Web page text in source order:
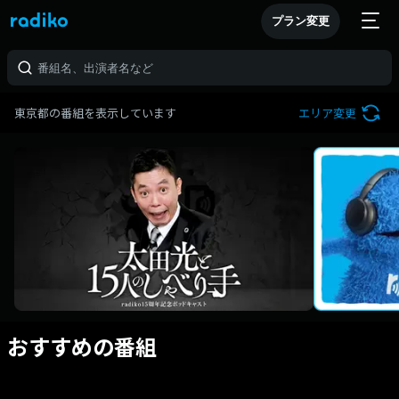
プラン変更
東京都の番組を表示しています エリア変更
おすすめの番組